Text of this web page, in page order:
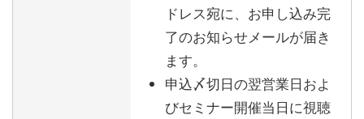
ドレス宛に、お申し込み完
了のお知らせメールが届き
ます。
申込〆切日の翌営業日およ
びセミナー開催当日に視聴